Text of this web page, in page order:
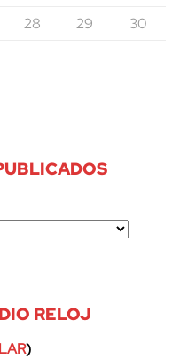
28 29
30
RELOJ
)